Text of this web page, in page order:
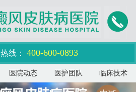
线： 400-600-0893
医院动态 医护团队 临床技术